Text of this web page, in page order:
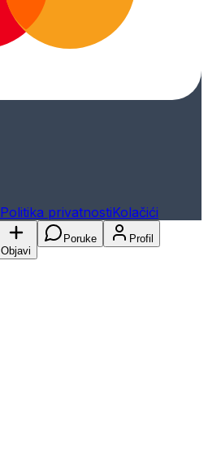
Politika privatnostiKolačići
Objavi
Poruke Profil